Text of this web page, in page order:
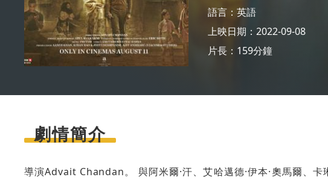
語言： 英語
上映日期：2022-09-08
片長：159分鐘
劇情簡介
導演Advait Chandan。 與阿米爾·汗、艾哈邁德·伊本·奧馬爾、